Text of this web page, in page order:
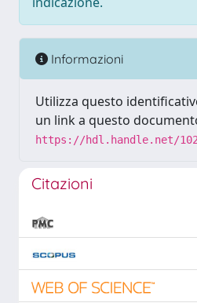
Informazioni
Utilizza questo
un link a questo
https://hdl.handle.net/
Citazioni